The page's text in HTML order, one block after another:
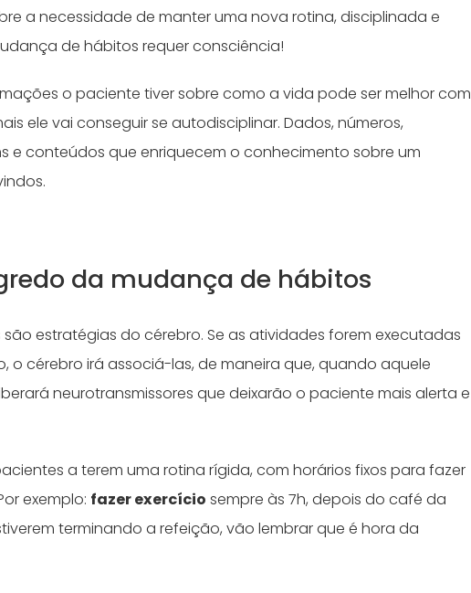
a necessidade de manter uma nova rotina, disciplinada e
de hábitos requer consciência!
o paciente tiver sobre como a vida pode ser melhor com
ele vai conseguir se autodisciplinar. Dados, números,
e conteúdos que enriquecem o conhecimento sobre um
da mudança de hábitos
estratégias do cérebro. Se as atividades forem executadas
o cérebro irá associá-las, de maneira que, quando aquele
neurotransmissores que deixarão o paciente mais alerta e
a terem uma rotina rígida, com horários fixos para fazer
exemplo: fazer exercício sempre às 7h, depois do café da
terminando a refeição, vão lembrar que é hora da